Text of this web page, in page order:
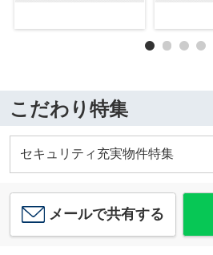
こだわり特集
セキュリティ充実物件特集
メールで共有する